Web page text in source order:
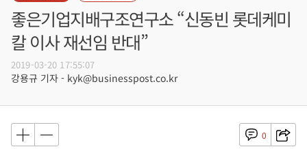
좋은기업지배구조연구소 “신동빈 롯데케미
칼 이사 재선임 반대”
2019-03-20 17:55:07
강용규 기자 - kyk@businesspost.co.kr
0